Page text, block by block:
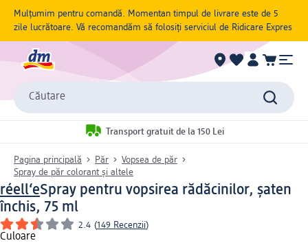
Mulțumim pentru comandă. Momentan timpul de livrare este de 5
zile lucrătoare. Vă recomandăm să folosiți serviciul de Ridicare Expres
Căutare
Transport gratuit de la 150 Lei
Pagina principală Păr
Vopsea de păr
Spray de păr colorant și altele
réell‘eSpray pentru vopsirea rădăcinilor, șaten
închis, 75 ml
2.4 (149 Recenzii)
Culoare